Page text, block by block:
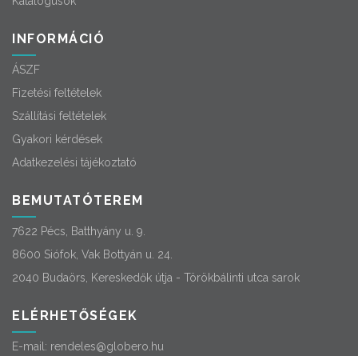
INFORMÁCIÓ
ÁSZF
Fizetési feltételek
Szállítási feltételek
Gyakori kérdések
Adatkezelési tájékoztató
BEMUTATÓTEREM
7622 Pécs, Batthyány u. 9.
8600 Siófok, Vak Bottyán u. 24.
2040 Budaörs, Kereskedők útja - Törökbálinti utca sarok
ELÉRHETŐSÉGEK
E-mail: rendeles@globero.hu